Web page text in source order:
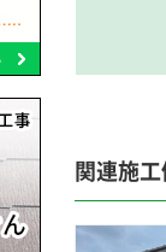
関連施工